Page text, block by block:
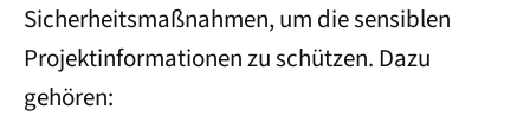
Sicherheitsmaßnahmen, um die sensiblen
Projektinformationen zu schützen. Dazu
gehören: